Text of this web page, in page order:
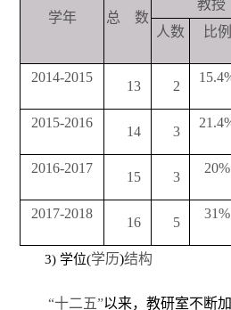
学年 总 数
教授
人数
比例
2014-2015
13 2
2015-2016
14 3
2016-2017
15 3
20%
2017-2018
16 5
31%
3) 学位(学历)结构
“十二五”以来，教研室不断